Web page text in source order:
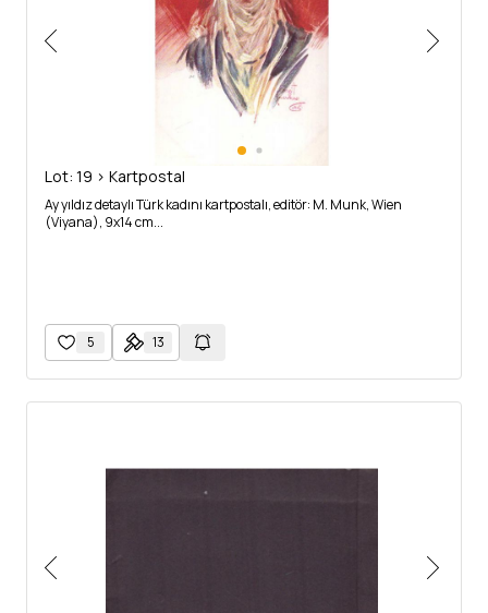
Lot: 19 > Kartpostal
Ay yıldız detaylı Türk kadını kartpostalı, editör: M. Munk, Wien
(Viyana), 9x14 cm...
5 13